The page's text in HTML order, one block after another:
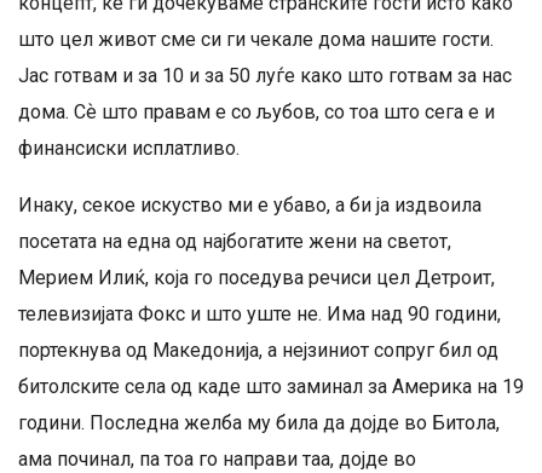
што цел живот сме си ги чекале дома нашите гости.
Јас готвам и за 10 и за 50 луѓе како што готвам за нас
дома. Сѐ што правам е со љубов, со тоа што сега е и
финансиски исплатливо.
Инаку, секое искуство ми е убаво, а би ја издвоила
посетата на една од најбогатите жени на светот,
Мерием Илиќ, која го поседува речиси цел Детроит,
телевизијата Фокс и што уште не. Има над 90 години,
портекнува од Македонија, а нејзиниот сопруг бил од
битолските села од каде што заминал за Америка на 19
години. Последна желба му била да дојде во Битола,
ама починал, па тоа го направи таа, дојде во